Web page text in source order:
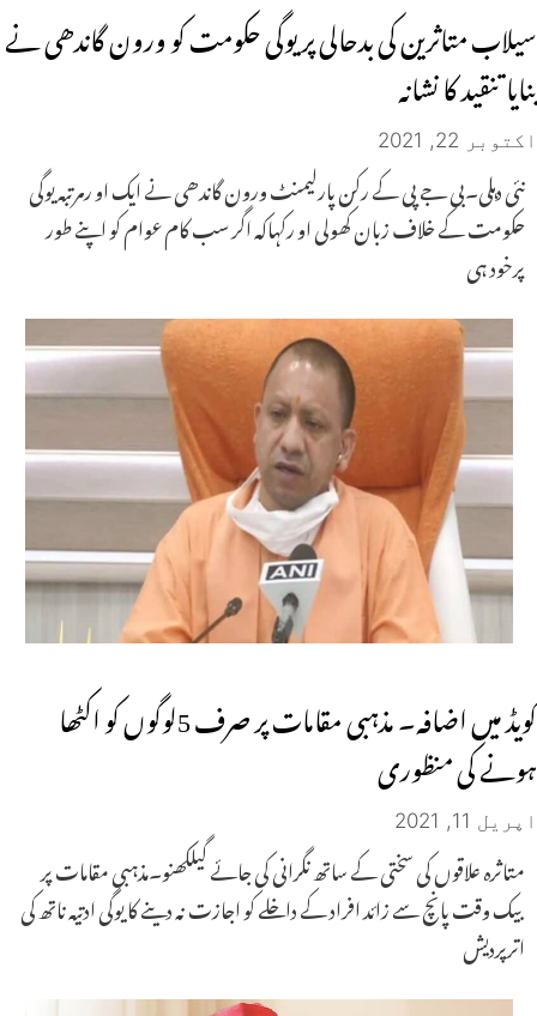
سیلاب متاثرین کی بدحالی پر یوگی حکومت کو ورون گاندھی نے
بنایا تنقید کا نشانہ
اکتوبر 22, 2021
نئی دہلی۔بی جے پی کے رکن پارلیمنٹ ورون گاندھی نے ایک او رمرتبہ یوگی
حکومت کے خلاف زبان کھولی او رکہاکہ اگر سب کام عوام کو اپنے طور
پرخود ہی
کویڈ میں اضافہ۔ مذہبی مقامات پر صرف 5لوگوں کو اکٹھا
ہونے کی منظوری
اپریل 11, 2021
متاثرہ علاقوں کی سختی کے ساتھ نگرانی کی جائے گیلکھنو۔مذہبی مقامات پر
بیک وقت پانچ سے زائد افراد کے داخلے کو اجازت نہ دینے کا یوگی ادتیہ ناتھ کی
اترپردیش